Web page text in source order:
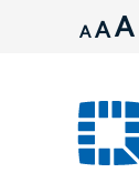
A A A